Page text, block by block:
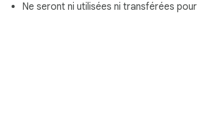
Ne seront ni utilisées ni transférées